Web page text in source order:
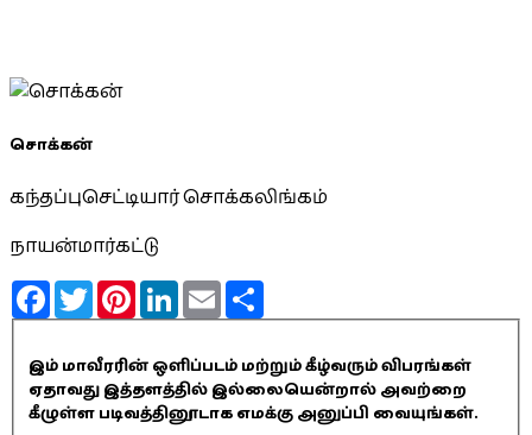
சொக்கன்
கந்தப்புசெட்டியார் சொக்கலிங்கம்
நாயன்மார்கட்டு
FacebookTwitterPinterestLinkedInEmail
இம் மாவீரரின் ஒளிப்படம் மற்றும் கீழ்வரும் விபரங்கள்
ஏதாவது இத்தளத்தில் இல்லையென்றால் அவற்றை
கீழுள்ள படிவத்தினூடாக எமக்கு அனுப்பி வையுங்கள்.